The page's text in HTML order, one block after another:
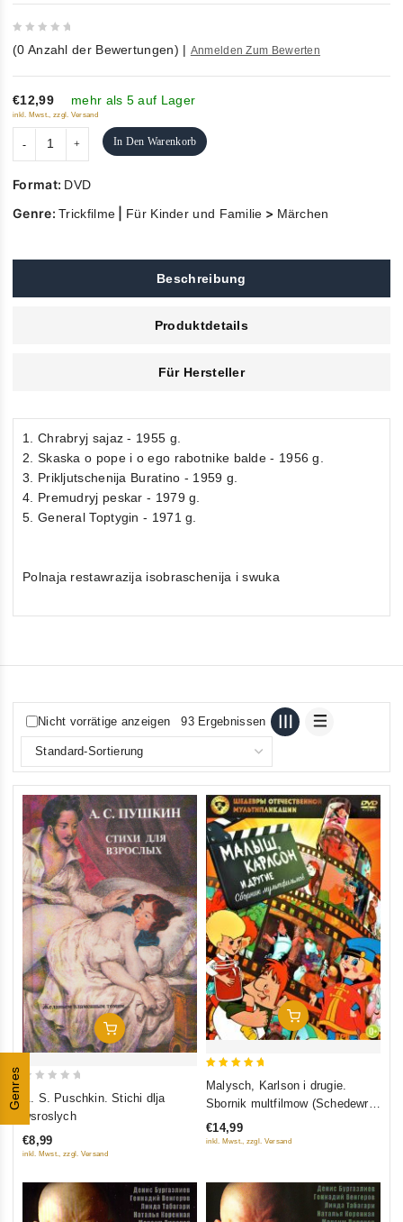
Genres
out
of
5
(0 Anzahl der Bewertungen) | Anmelden Zum Bewerten
€12,99 mehr als 5 auf Lager
inkl. Mwst., zzgl. Versand
In Den Warenkorb
Format: DVD
Genre:Trickfilme Für Kinder und Familie > Märchen
Beschreibung
Produktdetails
Für Hersteller
1. Chrabryj sajaz - 1955 g.
2. Skaska o pope i o ego rabotnike balde - 1956 g.
3. Prikljutschenija Buratino - 1959 g.
4. Premudryj peskar - 1979 g.
5. General Toptygin - 1971 g.
Polnaja restawrazija isobraschenija i swuka
Nicht vorrätige anzeigen 93 Ergebnissen
In Den Warenkorb
of
5
A. S. Puschkin. Stichi dlja
wsroslych
€8,99
inkl. Mwst., zzgl. Versand
In Den Warenkorb
out of 5
Malysch, Karlson i drugie.
Sbornik multfilmow (Schedewry
Otetschestwennoj multiplikazii)
€14,99
inkl. Mwst., zzgl. Versand